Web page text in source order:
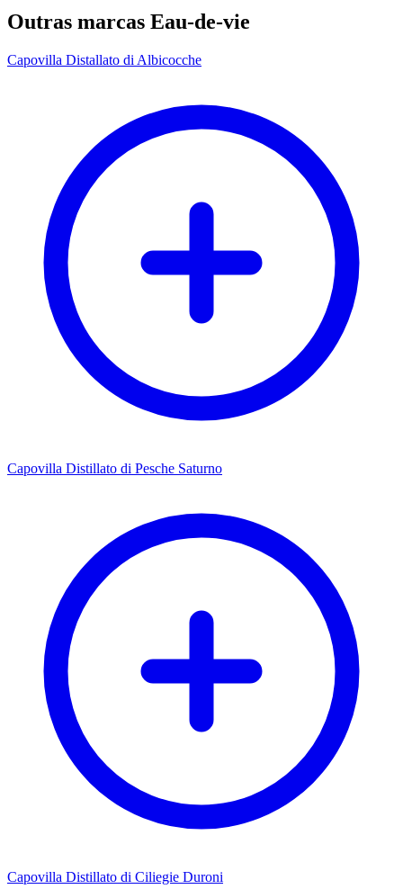
Outras marcas Eau-de-vie
Capovilla Distallato di Albicocche
Capovilla Distillato di Pesche Saturno
Capovilla Distillato di Ciliegie Duroni